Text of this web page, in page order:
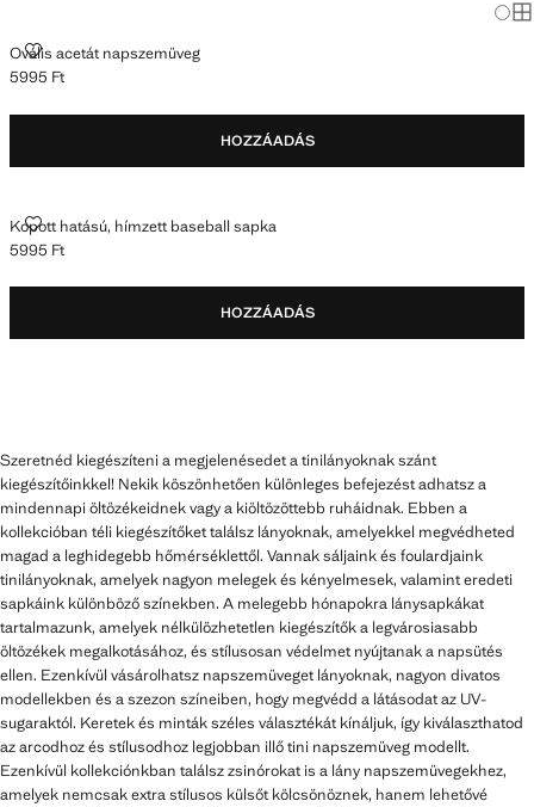
Ovális acetát napszemüveg
OVÁLIS ACETÁT NAPSZEMÜVEG
Jelenlegi ár [5995 Ft ]
5995 Ft
HOZZÁADÁS
Kopott hatású, hímzett baseball sapka
KOPOTT HATÁSÚ, HÍMZETT BASEBALL SAPKA
Jelenlegi ár [5995 Ft ]
5995 Ft
HOZZÁADÁS
Szeretnéd kiegészíteni a megjelenésedet a tinilányoknak szánt
kiegészítőinkkel! Nekik köszönhetően különleges befejezést adhatsz a
mindennapi öltözékeidnek vagy a kiöltözöttebb ruháidnak. Ebben a
kollekcióban téli kiegészítőket találsz lányoknak, amelyekkel megvédheted
magad a leghidegebb hőmérséklettől. Vannak sáljaink és foulardjaink
tinilányoknak, amelyek nagyon melegek és kényelmesek, valamint eredeti
sapkáink különböző színekben. A melegebb hónapokra lánysapkákat
tartalmazunk, amelyek nélkülözhetetlen kiegészítők a legvárosiasabb
öltözékek megalkotásához, és stílusosan védelmet nyújtanak a napsütés
ellen. Ezenkívül vásárolhatsz napszemüveget lányoknak, nagyon divatos
modellekben és a szezon színeiben, hogy megvédd a látásodat az UV-
sugaraktól. Keretek és minták széles választékát kínáljuk, így kiválaszthatod
az arcodhoz és stílusodhoz legjobban illő tini napszemüveg modellt.
Ezenkívül kollekciónkban találsz zsinórokat is a lány napszemüvegekhez,
amelyek nemcsak extra stílusos külsőt kölcsönöznek, hanem lehetővé